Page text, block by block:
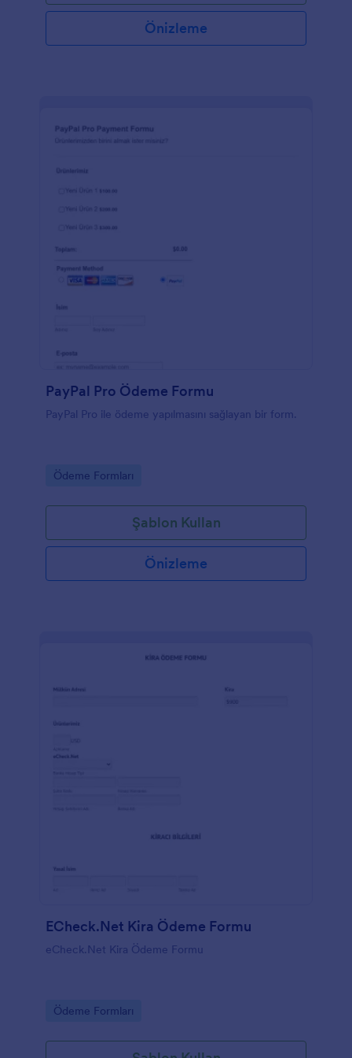
Önizleme
PayPal Pro Ödeme Formu
PayPal Pro ile ödeme yapılmasını sağlayan bir form.
Go to Category:
Ödeme Formları
Şablon Kullan
Önizleme
ECheck.Net Kira Ödeme Formu
eCheck.Net Kira Ödeme Formu
Go to Category:
Ödeme Formları